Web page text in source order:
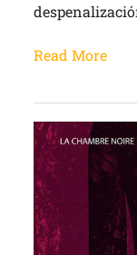
Read More